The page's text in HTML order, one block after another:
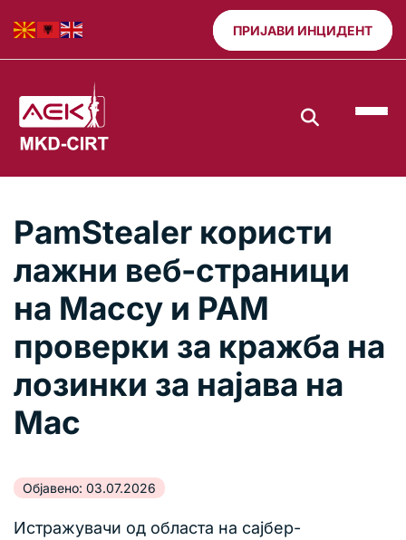
ПРИЈАВИ ИНЦИДЕНТ
PamStealer користи
лажни веб-страници
на Maccy и PAM
проверки за кражба на
лозинки за најава на
Mac
Објавено: 03.07.2026
Истражувачи од областа на сајбер-